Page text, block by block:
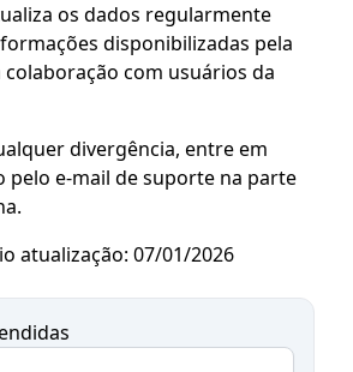
os dados regularmente
disponibilizadas pela
colaboração com usuários da
divergência, entre em
pelo e-mail de suporte na parte
atualização: 07/01/2026